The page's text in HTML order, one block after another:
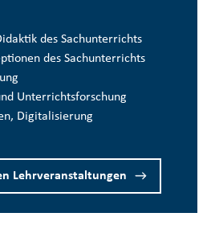
des Sachunterrichts
des Sachunterrichts
Unterrichtsforschung
Digitalisierung
Lehrveranstaltungen